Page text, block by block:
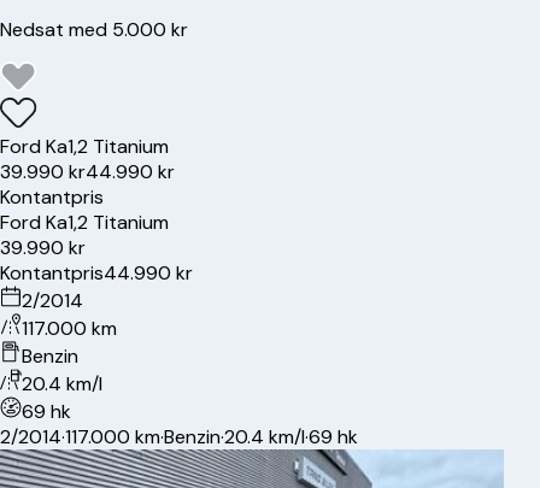
Nedsat med 5.000 kr
FordKa1,2 Titanium
39.990 kr44.990 kr
Kontantpris
FordKa1,2 Titanium
39.990 kr
Kontantpris44.990 kr
2/2014
117.000 km
Benzin
20.4 km/l
69 hk
2/2014·117.000 km·Benzin·20.4 km/l·69 hk